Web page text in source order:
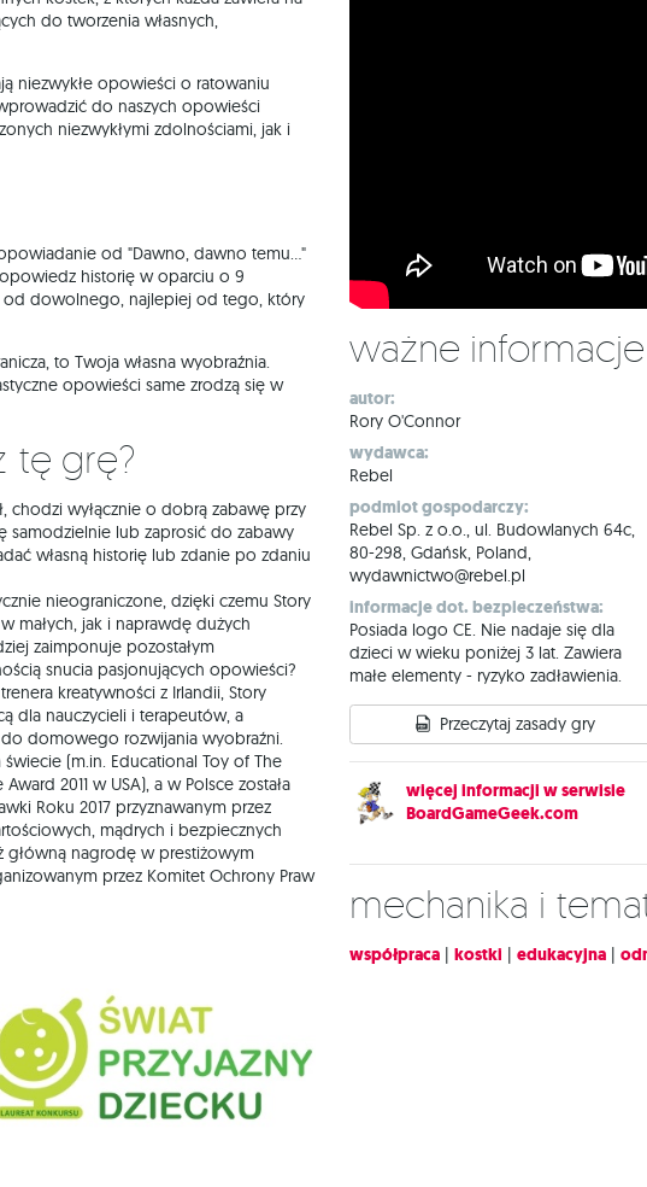
do tworzenia własnych,
niezwykłe opowieści o ratowaniu
do naszych opowieści
niezwykłymi zdolnościami, jak i
od "Dawno, dawno temu..."
historię w oparciu o 9
od dowolnego, najlepiej od tego, który
to Twoja własna wyobraźnia.
opowieści same zrodzą się w
tę grę?
chodzi wyłącznie o dobrą zabawę przy
samodzielnie lub zaprosić do zabawy
własną historię lub zdanie po zdaniu
nieograniczone, dzięki czemu Story
małych, jak i naprawdę dużych
zaimponuje pozostałym
snucia pasjonujących opowieści?
kreatywności z Irlandii, Story
dla nauczycieli i terapeutów, a
domowego rozwijania wyobraźni.
(m.in. Educational Toy of The
2011 w USA), a w Polsce została
Roku 2017 przyznawanym przez
mądrych i bezpiecznych
główną nagrodę w prestiżowym
przez Komitet Ochrony Praw
Ważne informacje
autor:
Rory O'Connor
wydawca:
Rebel
podmiot gospodarczy:
Rebel Sp. z o.o., ul. Budowlanych 64c,
80-298, Gdańsk, Poland,
wydawnictwo@rebel.pl
informacje dot. bezpieczeństwa:
Posiada logo CE. Nie nadaje się dla
dzieci w wieku poniżej 3 lat. Zawiera
małe elementy - ryzyko zadławienia.
Przeczytaj zasady gry
więcej informacji w serwisie
BoardGameGeek.com
Mechanika i
współpraca | kostki | edukacyjna |